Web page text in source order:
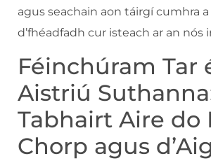
agus seachain aon táirgí cumhra a
d’fhéadfadh cur isteach ar an nós
Féinchúram Tar
Aistriú
Tabhairt Aire do
Chorp agus